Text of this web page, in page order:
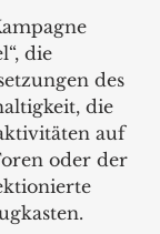
die
des
die
auf
oder der